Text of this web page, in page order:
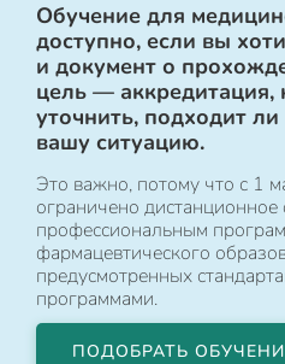
Обучение для
доступно, если вы
и документ о
цель — аккредитация,
уточнить, подходит
вашу ситуацию.
Это важно, потому что с 1
ограничено
профессиональным
фармацевтического
предусмотренных
программами.
ПОДОБРАТЬ